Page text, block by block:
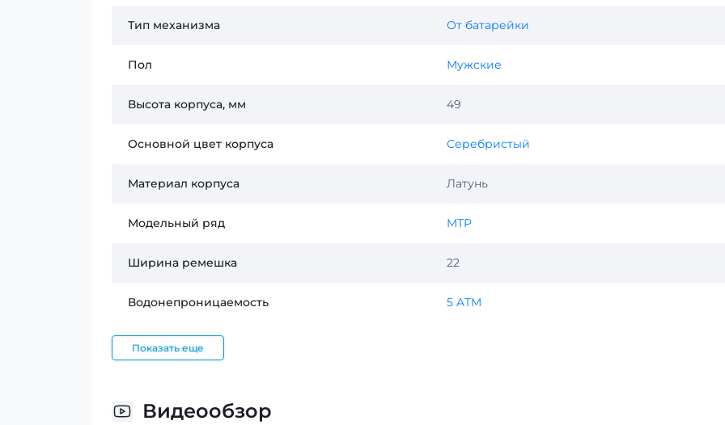
аккуратность и уверенность, оставаясь уместной в разных ситуациях.
кварцевым механизмом для ежедневного использования,Casio MTP-VD01D-1B
Тип механизма От батарейки
Пол Мужские
Высота корпуса, мм 49
Основной цвет корпуса Серебристый
Материал корпуса Латунь
Модельный ряд MTP
Ширина ремешка 22
Водонепроницаемость 5 ATM
Показать еще
Видеообзор